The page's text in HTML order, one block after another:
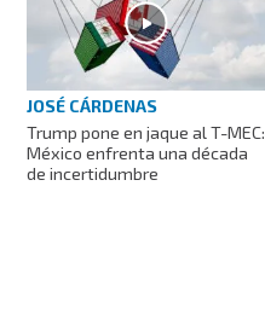
JOSÉ CÁRDENAS
Trump pone en jaque al T-MEC:
México enfrenta una década
de incertidumbre